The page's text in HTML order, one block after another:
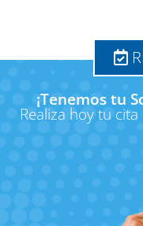
¡Tenemos tu
Realiza hoy tu